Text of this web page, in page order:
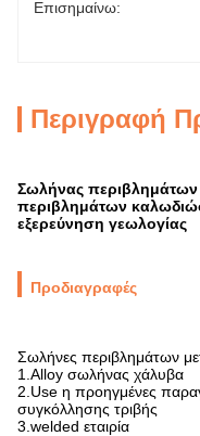
Επισημαίνω:
Περιγραφή
Σωλήνας
περιβλημάτων
εξερεύνηση γεωλογίας
Προδιαγραφές
Σωλήνες περιβλημάτων
1.Alloy σωλήνας χάλυβα
2.Use η προηγμένες
συγκόλλησης τριβής
3.welded εταιρία